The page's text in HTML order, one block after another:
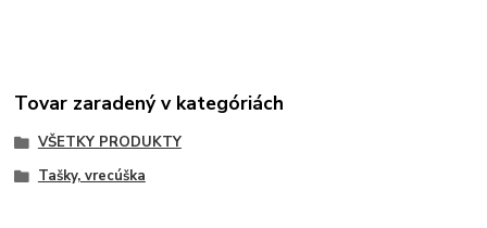
Tovar zaradený v kategóriách
VŠETKY PRODUKTY
Tašky, vrecúška